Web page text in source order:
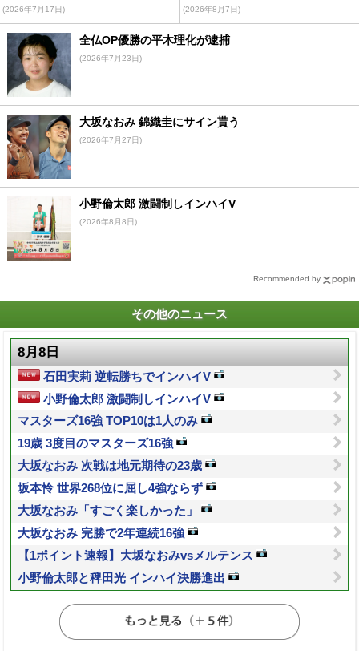
(2026年7月17日) (2026年8月7日)
全仏OP優勝の平木理化が逮捕
(2026年7月23日)
大坂なおみ 錦織圭にサイン貰う
(2026年7月27日)
小野倫太郎 激闘制しインハイV
(2026年8月8日)
Recommended by
その他のニュース
8月8日
石田実莉 逆転勝ちでインハイV
小野倫太郎 激闘制しインハイV
マスターズ16強 TOP10は1人のみ
19歳 3度目のマスターズ16強
大坂なおみ 次戦は地元期待の23歳
坂本怜 世界268位に屈し4強ならず
大坂なおみ「すごく楽しかった」
大坂なおみ 完勝で2年連続16強
【1ポイント速報】大坂なおみvsメルテンス
小野倫太郎と稗田光 インハイ決勝進出